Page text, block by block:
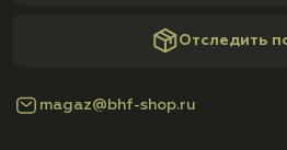
Отследить
magaz@bhf-shop.ru